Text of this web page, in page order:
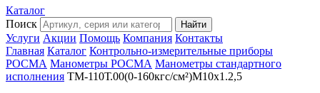
Каталог
Поиск
Найти
Услуги Акции Помощь Компания Контакты
Главная Каталог Контрольно-измерительные приборы
РОСМА Манометры РОСМА Манометры стандартного
исполнения ТМ-110Т.00(0-160кгс/см²)M10x1.2,5